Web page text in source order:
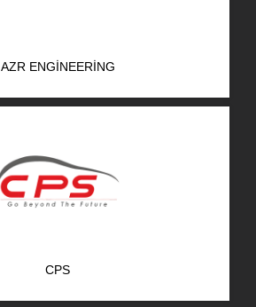
AZR ENGINEERING
CPS